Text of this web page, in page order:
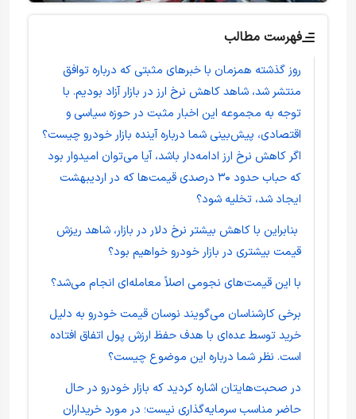
فهرست مطالب
روز گذشته همزمان با خبر‌های مثبتی که درباره توافق
منتشر شد، شاهد کاهش نرخ ارز در بازار آزاد بودیم. با
توجه به مجموعه این اخبار مثبت در حوزه سیاسی و
اقتصادی، پیش‌بینی شما درباره آینده بازار خودرو چیست؟
اگر کاهش نرخ ارز ادامه‌دار باشد، آیا می‌توان امیدوار بود
که حباب حدود ۳۰ درصدی قیمت‌ها که در اردیبهشت
ایجاد شد، تخلیه شود؟
بنابراین با کاهش بیشتر نرخ دلار در بازار، شاهد ریزش
قیمت بیشتری در بازار خودرو خواهیم بود؟
با این قیمت‌های نجومی اصلاً معامله‌ای انجام می‌شد؟
برخی کارشناسان می‌گویند نوسان قیمت خودرو به دلیل
خرید توسط عده‌ای با هدف حفظ ارزش پول اتفاق افتاده
است. نظر شما درباره این موضوع چیست؟
در صحبت‌هایتان اشاره کردید که بازار خودرو در حال
حاضر مناسب سرمایه‌گذاری نیست؛ در مورد خریداران